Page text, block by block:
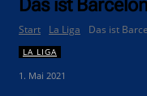
Das ist
Start La Liga Das ist
LA LIGA
1. Mai 2021